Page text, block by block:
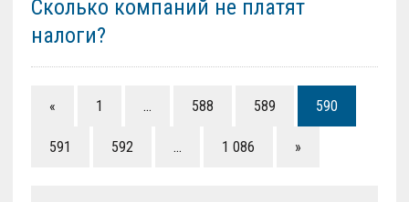
Сколько компаний не платят
налоги?
« 1 … 588 589 590
591 592 … 1 086 »